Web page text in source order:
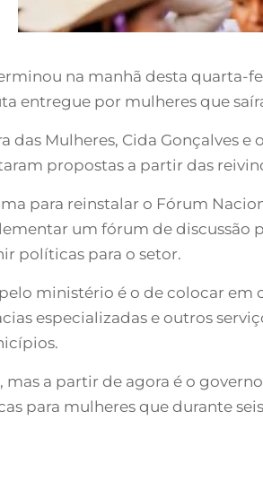
na manhã desta
entregue por mulheres que
das Mulheres, Cida Gonçalves
propostas a partir das
para reinstalar o Fórum
um fórum de discussão
políticas para o setor.
ministério é o de colocar em
especializadas e outros
mas a partir de agora é o
para mulheres que durante